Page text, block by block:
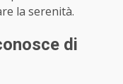
la serenità.
di